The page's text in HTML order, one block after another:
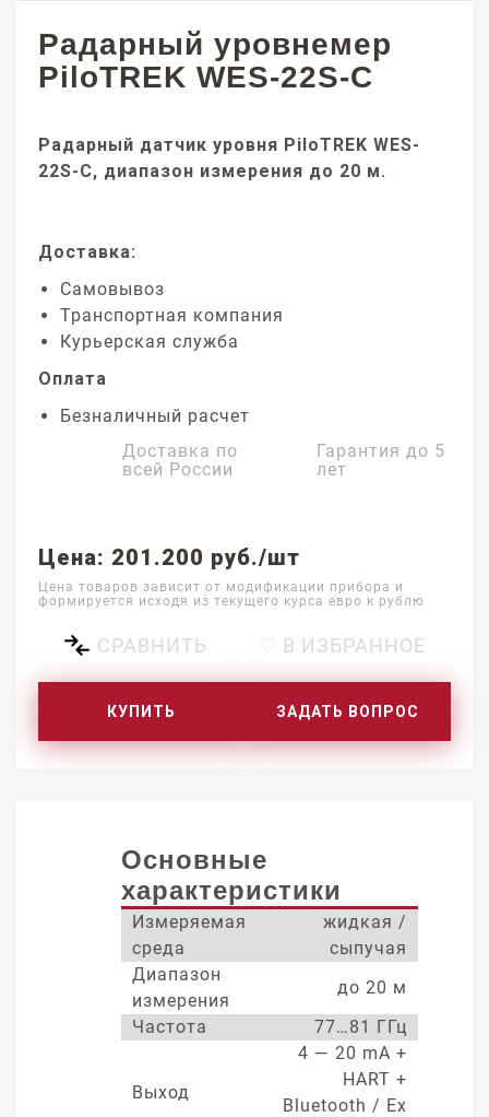
Радарный уровнемер
PiloTREK WES-22S-C
Радарный датчик уровня PiloTREK WES-
22S-C, диапазон измерения до 20 м.
Доставка:
Самовывоз
Транспортная компания
Курьерская служба
Оплата
Безналичный расчет
Доставка по
всей России
Гарантия до 5
лет
Цена: 201.200 руб./шт
Цена товаров зависит от модификации прибора и
формируется исходя из текущего курса евро к рублю
СРАВНИТЬ ♡ В ИЗБРАННОЕ
КУПИТЬ ЗАДАТЬ ВОПРОС
Основные
характеристики
Измеряемая
среда
жидкая /
сыпучая
Диапазон
измерения
до 20 м
Частота
77…81 ГГц
Выход
4 — 20 mA +
HART +
Bluetooth / Ex